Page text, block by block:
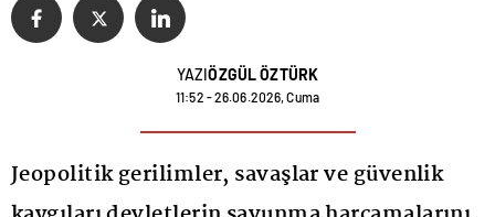
YAZIÖZGÜL ÖZTÜRK
11:52 - 26.06.2026, Cuma
Jeopolitik gerilimler, savaşlar ve güvenlik